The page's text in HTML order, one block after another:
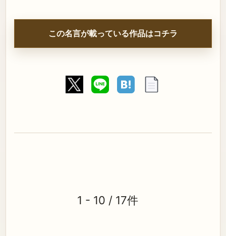
この名言が載っている作品はコチラ
1 - 10 / 17件